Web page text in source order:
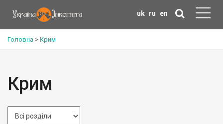
uk ru en
Головна > Крим
Крим